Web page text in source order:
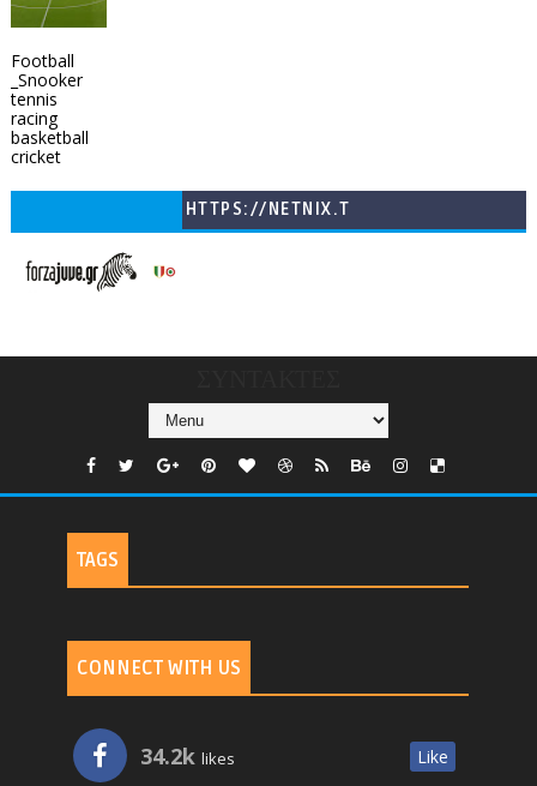
Football
_Snooker
tennis
racing
basketball
cricket
HTTPS://NETNIX.T
TAGS
CONNECT WITH US
34.2k likes Like